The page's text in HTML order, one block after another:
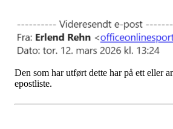
Den som har utført dette har på ett eller
epostliste.